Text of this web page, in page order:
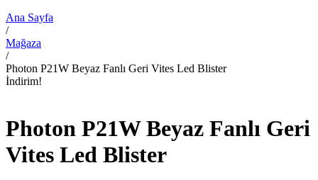
Ana Sayfa
/
Mağaza
/
Photon P21W Beyaz Fanlı Geri Vites Led Blister
İndirim!
Photon P21W Beyaz Fanlı Geri
Vites Led Blister